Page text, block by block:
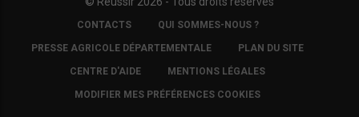
COPYRIGHTCONTACTS QUI SOMMES-NOUS ?
PRESSE AGRICOLE DÉPARTEMENTALE PLAN DU SITE
CENTRE D'AIDE MENTIONS LÉGALES
MODIFIER MES PRÉFÉRENCES COOKIES